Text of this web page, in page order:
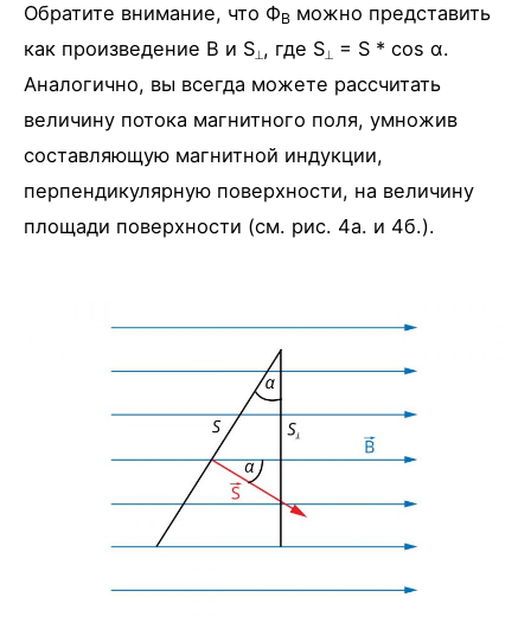
Обратите внимание, что ФB можно представить
как произведение В и S⟂, где S⟂ = S * cos α.
Аналогично, вы всегда можете рассчитать
величину потока магнитного поля, умножив
составляющую магнитной индукции,
перпендикулярную поверхности, на величину
площади поверхности (см. рис. 4а. и 4б.).